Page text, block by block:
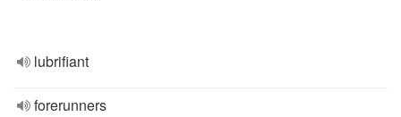
lubrifiant
forerunners